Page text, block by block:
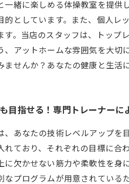
一緒に楽しめる体操教室を提供
的としています。また、個人レ
す。当店のスタッフは、トップ
、アットホームな雰囲気を大切
ませんか？あなたの健康と生活
目指せる！専門トレーナーに
、あなたの技術レベルアップを
れており、それぞれの目標に合
に欠かせない筋力や柔軟性を身
なプログラムが用意されている